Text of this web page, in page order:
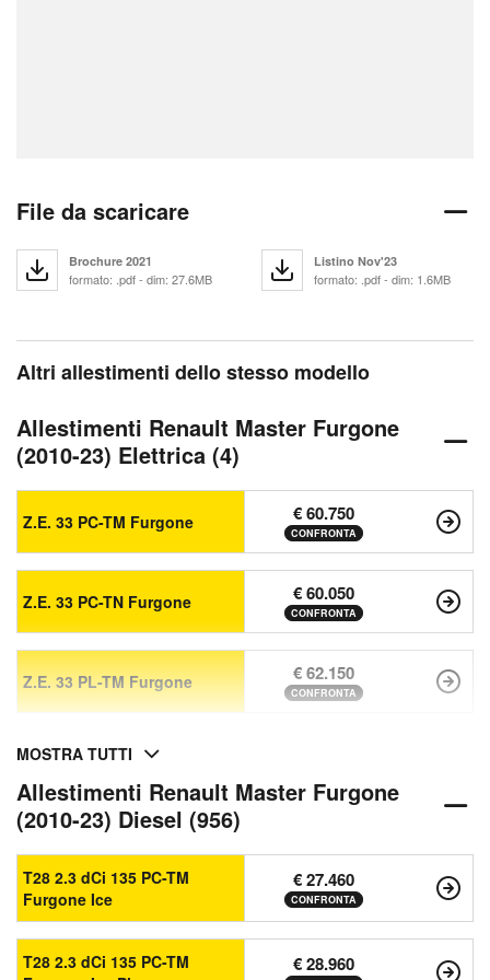
File da scaricare
Brochure 2021
formato: .pdf - dim: 27.6MB
Listino Nov'23
formato: .pdf - dim: 1.6MB
Altri allestimenti dello stesso modello
Allestimenti Renault Master Furgone
(2010-23) Elettrica (4)
Z.E. 33 PC-TM Furgone € 60.750
CONFRONTA
Z.E. 33 PC-TN Furgone € 60.050
CONFRONTA
Z.E. 33 PL-TM Furgone € 62.150
CONFRONTA
MOSTRA TUTTI
Allestimenti Renault Master Furgone
(2010-23) Diesel (956)
T28 2.3 dCi 135 PC-TM
Furgone Ice
€ 27.460
CONFRONTA
T28 2.3 dCi 135 PC-TM
€ 28.960